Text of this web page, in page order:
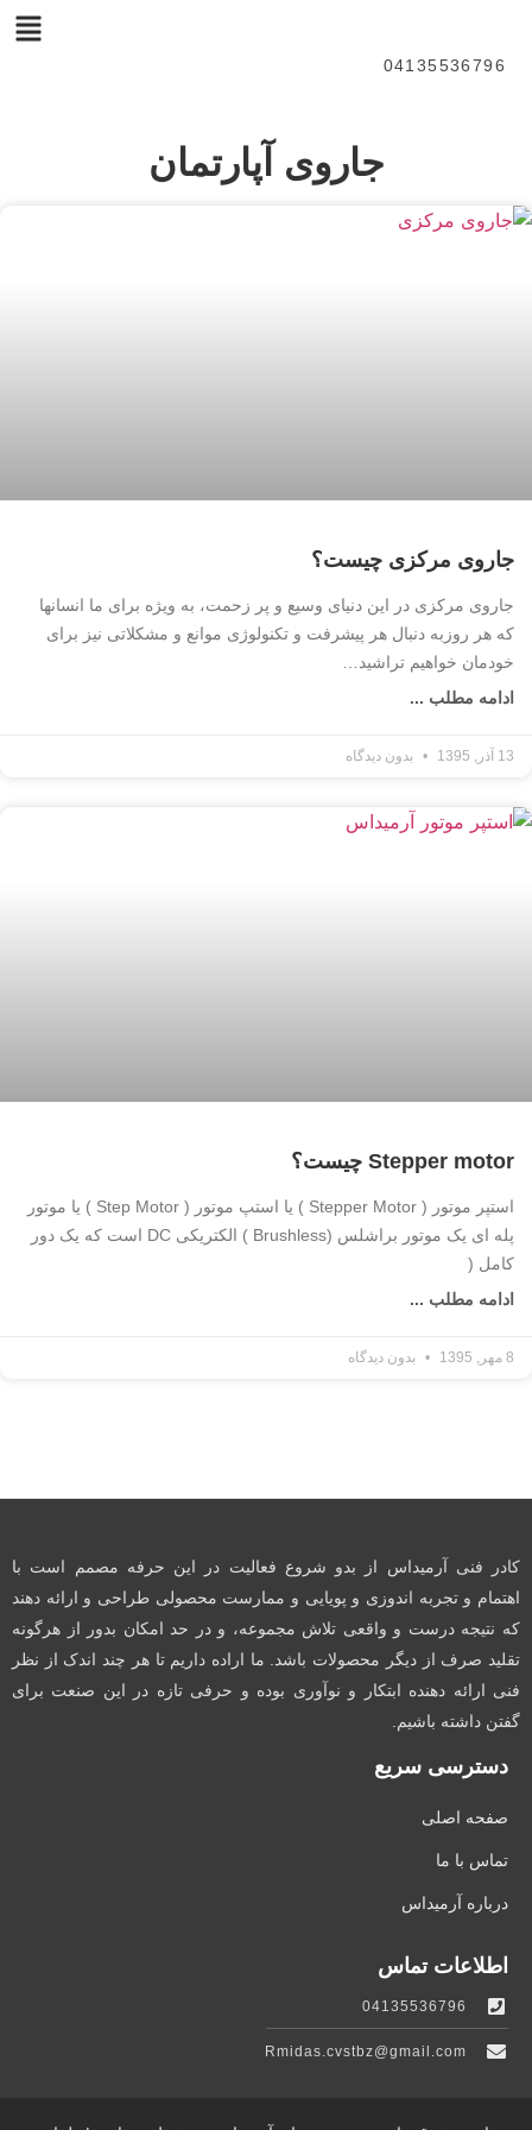
04135536796
جاروی آپارتمان
جاروی مرکزی چیست؟
جاروی مرکزی در این دنیای وسیع و پر زحمت، به ویژه برای ما انسانها
که هر روزبه دنبال هر پیشرفت و تکنولوژی موانع و مشکلاتی نیز برای
خودمان خواهیم تراشید…
ادامه مطلب ...
13 آذر, 1395 بدون دیدگاه
Stepper motor چیست؟
استپر موتور ( Stepper Motor ) یا استپ موتور ( Step Motor ) یا موتور
پله ای یک موتور براشلس (Brushless ) الکتریکی DC است که یک دور
کامل (
ادامه مطلب ...
8 مهر, 1395 بدون دیدگاه
کادر فنی آرمیداس از بدو شروع فعالیت در این حرفه مصمم است با
اهتمام و تجربه اندوزی و پویایی و ممارست محصولی طراحی و ارائه دهند
که نتیجه درست و واقعی تلاش مجموعه، و در حد امکان بدور از هرگونه
تقلید صرف از دیگر محصولات باشد. ما اراده داریم تا هر چند اندک از نظر
فنی ارائه دهنده ابتکار و نوآوری بوده و حرفی تازه در این صنعت برای
گفتن داشته باشیم.
دسترسی سریع
صفحه اصلی
تماس با ما
درباره آرمیداس
اطلاعات تماس
04135536796
Rmidas.cvstbz@gmail.com